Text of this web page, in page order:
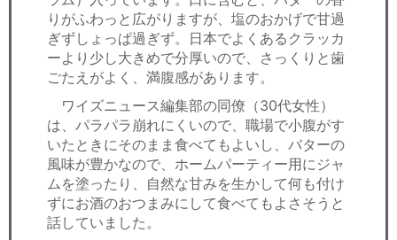
りがふわっと広がりますが、塩のおかげで甘過
ぎずしょっぱ過ぎず。日本でよくあるクラッカ
ーより少し大きめで分厚いので、さっくりと歯
ごたえがよく、満腹感があります。
ワイズニュース編集部の同僚（30代女性）
は、パラパラ崩れにくいので、職場で小腹がす
いたときにそのまま食べてもよいし、バターの
風味が豊かなので、ホームパーティー用にジャ
ムを塗ったり、自然な甘みを生かして何も付け
ずにお酒のおつまみにして食べてもよさそうと
話していました。